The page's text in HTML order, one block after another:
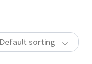
Default sorting